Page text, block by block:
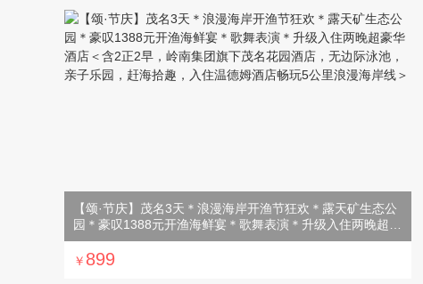
【颂·节庆】茂名3天＊浪漫海岸开渔节狂欢＊露天矿生态公
园＊豪叹1388元开渔海鲜宴＊歌舞表演＊升级入住两晚超豪
华酒店＜含2正2早，岭南集团旗下茂名花园酒店，无边际泳
池，亲子乐园，赶海拾趣，入住温德姆酒店畅玩5公里浪漫
￥ 899